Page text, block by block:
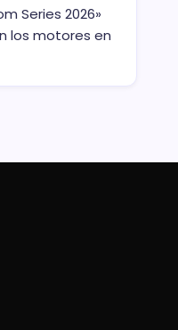
Series 2026»
los motores en